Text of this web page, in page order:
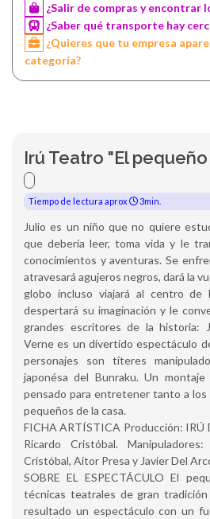
¿Salir de compras y encontrar
¿Saber qué transporte hay
¿Quieres que tu empresa
categoría?
Irú Teatro "El
Tiempo de lectura aprox 3min.
Julio es un niño que no quiere
que debería leer, toma vida y le
conocimientos y aventuras. Se
atravesará agujeros negros, dará la
globo incluso viajará al centro de
despertará su imaginación y le
grandes escritores de la historia:
Verne es un divertido espectáculo
personajes son títeres
japonésa del Bunraku. Un
pensado para entretener tanto a los
pequeños de la casa.
FICHA ARTÍSTICA Producción: IRÚ
Ricardo Cristóbal.
Cristóbal, Aitor Presa y Javier Del
SOBRE EL ESPECTÁCULO El
técnicas teatrales de gran
resultado un espectáculo con un